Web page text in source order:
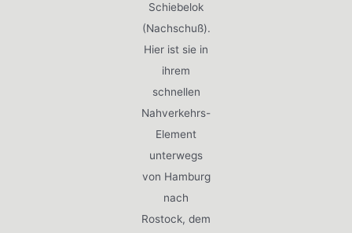
Schiebelok
(Nachschuß).
Hier ist sie in
ihrem
schnellen
Nahverkehrs-
Element
unterwegs
von Hamburg
nach
Rostock, dem